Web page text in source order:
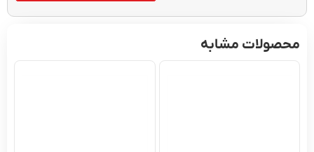
محصولات مشابه